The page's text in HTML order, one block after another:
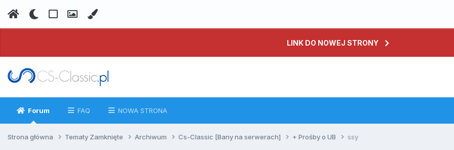
LINK DO NOWEJ STRONY
Forum FAQ NOWA STRONA
Strona główna Tematy Zamknięte Archiwum Cs-Classic [Bany na serwerach] + Prośby o UB ssy